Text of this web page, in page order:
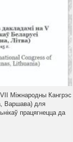
Міжнародны Кангрэс
Варшава) для
працягнецца да